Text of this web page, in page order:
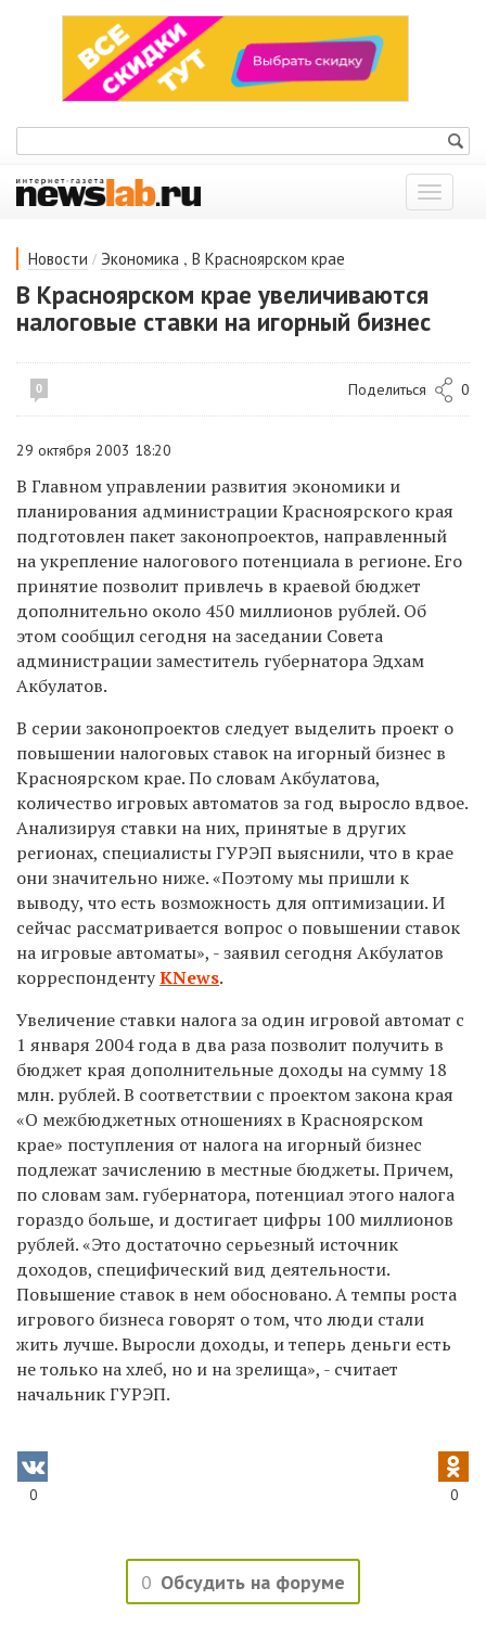
Показать
меню
Новости / Экономика , В Красноярском крае
В Красноярском крае увеличиваются
налоговые ставки на игорный бизнес
0 Поделиться 0
29 октября 2003 18:20
В Главном управлении развития экономики и
планирования администрации Красноярского края
подготовлен пакет законопроектов, направленный
на укрепление налогового потенциала в регионе. Его
принятие позволит привлечь в краевой бюджет
дополнительно около 450 миллионов рублей. Об
этом сообщил сегодня на заседании Совета
администрации заместитель губернатора Эдхам
Акбулатов.
В серии законопроектов следует выделить проект о
повышении налоговых ставок на игорный бизнес в
Красноярском крае. По словам Акбулатова,
количество игровых автоматов за год выросло вдвое.
Анализируя ставки на них, принятые в других
регионах, специалисты ГУРЭП выяснили, что в крае
они значительно ниже. «Поэтому мы пришли к
выводу, что есть возможность для оптимизации. И
сейчас рассматривается вопрос о повышении ставок
на игровые автоматы», - заявил сегодня Акбулатов
корреспондентуKNews.
Увеличение ставки налога за один игровой автомат с
1 января 2004 года в два раза позволит получить в
бюджет края дополнительные доходы на сумму 18
млн. рублей. В соответствии с проектом закона края
«О межбюджетных отношениях в Красноярском
крае» поступления от налога на игорный бизнес
подлежат зачислению в местные бюджеты. Причем,
по словам зам. губернатора, потенциал этого налога
гораздо больше, и достигает цифры 100 миллионов
рублей. «Это достаточно серьезный источник
доходов, специфический вид деятельности.
Повышение ставок в нем обосновано. А темпы роста
игрового бизнеса говорят о том, что люди стали
жить лучше. Выросли доходы, и теперь деньги есть
не только на хлеб, но и на зрелища», - считает
начальник ГУРЭП.
0 0
0 Обсудить на форуме